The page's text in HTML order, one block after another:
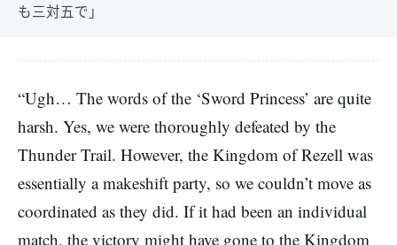
も三対五で」
“Ugh… The words of the ‘Sword Princess’ are quite
harsh. Yes, we were thoroughly defeated by the
Thunder Trail. However, the Kingdom of Rezell was
essentially a makeshift party, so we couldn’t move as
coordinated as they did. If it had been an individual
match, the victory might have gone to the Kingdom